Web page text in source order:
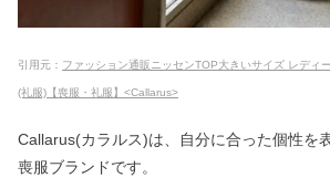
引用元： ファッション通販ニッセンTOP大きいサイズ レディ
(礼服)【喪服・礼服】<Callarus>
Callarus(カラルス)は、自分に合った個性を
喪服ブランドです。